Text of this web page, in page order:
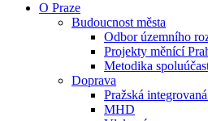
O Praze
Budoucnost města
Odbor územního
Projekty měnící
Metodika
Doprava
Pražská
MHD